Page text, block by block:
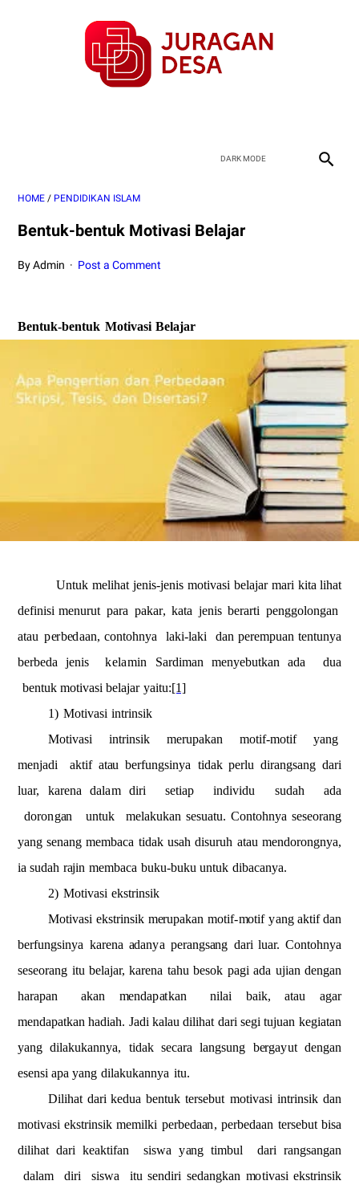
HOME / PENDIDIKAN ISLAM
Bentuk-bentuk Motivasi Belajar
By Admin Post a Comment
Bentuk-bentuk Motivasi Belajar
Untuk melihat jenis-jenis motivasi belajar mari kita lihat
definisimenurut para pakar, kata jenis berarti penggolongan
atau perbedaan, contohnya laki-laki dan perempuan tentunya
berbeda jenis kelamin Sardiman menyebutkan ada dua
bentukmotivasi belajar yaitu:[1]
1) Motivasi intrinsik
Motivasi intrinsik merupakan motif-motif yang
menjadi aktif atau berfungsinya tidak perlu dirangsang dari
luar, karena dalamdiri setiap individu sudah ada
dorongan untuk melakukan sesuatu. Contohnya seseorang
yang senang membaca tidak usahdisuruh atau mendorongnya,
ia sudah rajin membaca buku-bukuuntuk dibacanya.
2) Motivasi ekstrinsik
Motivasi ekstrinsik merupakan motif-motif yang aktifdan
berfungsinya karena adanya perangsang dari luar. Contohnya
seseorang itu belajar, karena tahu besok pagi ada ujian dengan
harapan akan mendapatkan nilai baik, atau agar
mendapatkan hadiah. Jadi kalau dilihat dari segi tujuan kegiatan
yangdilakukannya, tidak secara langsung bergayut dengan
esensi apayang dilakukannya itu.
Dilihat dari kedua bentuk tersebut motivasi intrinsik dan
motivasi ekstrinsik memilki perbedaan, perbedaan tersebut bisa
dilihat dari keaktifan siswayang timbul dari rangsangan
dalam diri siswa itusendiri sedangkan motivasi ekstrinsik